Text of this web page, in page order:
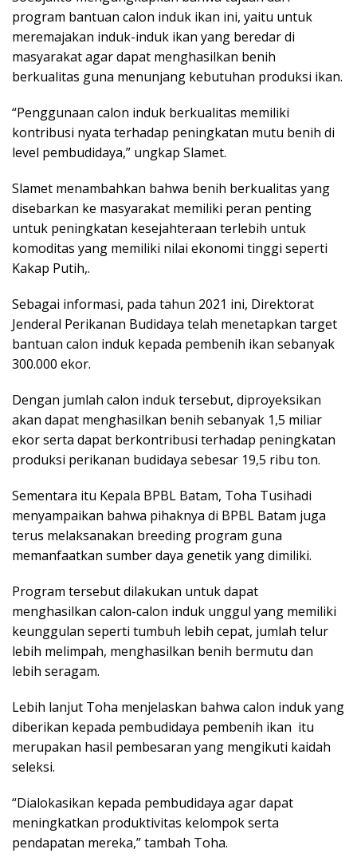
program bantuan calon induk ikan ini, yaitu untuk
meremajakan induk-induk ikan yang beredar di
masyarakat agar dapat menghasilkan benih
berkualitas guna menunjang kebutuhan produksi ikan.
“Penggunaan calon induk berkualitas memiliki
kontribusi nyata terhadap peningkatan mutu benih di
level pembudidaya,” ungkap Slamet.
Slamet menambahkan bahwa benih berkualitas yang
disebarkan ke masyarakat memiliki peran penting
untuk peningkatan kesejahteraan terlebih untuk
komoditas yang memiliki nilai ekonomi tinggi seperti
Kakap Putih,.
Sebagai informasi, pada tahun 2021 ini, Direktorat
Jenderal Perikanan Budidaya telah menetapkan target
bantuan calon induk kepada pembenih ikan sebanyak
300.000 ekor.
Dengan jumlah calon induk tersebut, diproyeksikan
akan dapat menghasilkan benih sebanyak 1,5 miliar
ekor serta dapat berkontribusi terhadap peningkatan
produksi perikanan budidaya sebesar 19,5 ribu ton.
Sementara itu Kepala BPBL Batam, Toha Tusihadi
menyampaikan bahwa pihaknya di BPBL Batam juga
terus melaksanakan breeding program guna
memanfaatkan sumber daya genetik yang dimiliki.
Program tersebut dilakukan untuk dapat
menghasilkan calon-calon induk unggul yang memiliki
keunggulan seperti tumbuh lebih cepat, jumlah telur
lebih melimpah, menghasilkan benih bermutu dan
lebih seragam.
Lebih lanjut Toha menjelaskan bahwa calon induk yang
diberikan kepada pembudidaya pembenih ikan itu
merupakan hasil pembesaran yang mengikuti kaidah
seleksi.
“Dialokasikan kepada pembudidaya agar dapat
meningkatkan produktivitas kelompok serta
pendapatan mereka,” tambah Toha.